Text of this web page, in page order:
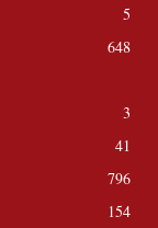
5
648
3
41
796
154